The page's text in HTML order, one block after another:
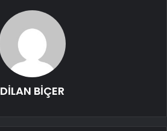
DİLAN BİÇER